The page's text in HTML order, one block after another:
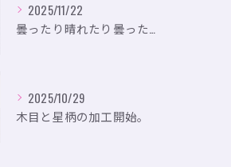
2025/11/22
曇ったり晴れたり曇ったり。
2025/10/29
木目と星柄の加工開始。